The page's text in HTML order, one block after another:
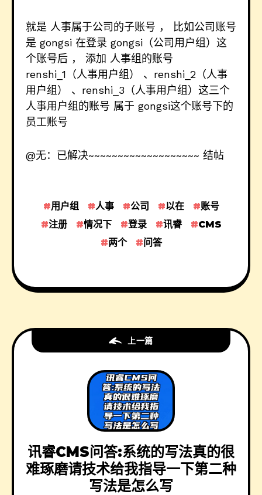
就是 人事属于公司的子账号 ， 比如公司账号
是 gongsi 在登录 gongsi（公司用户组）这
个账号后 ， 添加 人事组的账号
renshi_1（人事用户组） 、renshi_2（人事
用户组） 、renshi_3（人事用户组）这三个
人事用户组的账号 属于 gongsi这个账号下的
员工账号
@无：已解决~~~~~~~~~~~~~~~~~~~ 结帖
用户组 人事 公司 以在
账号
注册
情况下 登录 讯睿
CMS
两个
问答
上一篇
讯睿CMS问答:系统的写法真的很
难琢磨请技术给我指导一下第二种
写法是怎么写